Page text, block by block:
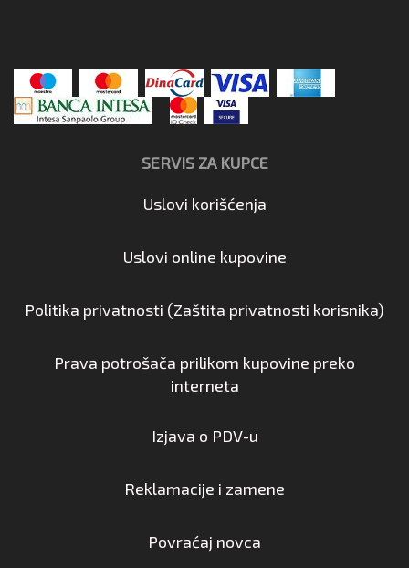
SERVIS ZA KUPCE
Uslovi korišćenja
Uslovi online kupovine
Politika privatnosti (Zaštita privatnosti korisnika)
Prava potrošača prilikom kupovine preko
interneta
Izjava o PDV-u
Reklamacije i zamene
Povraćaj novca